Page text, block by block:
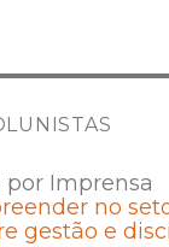
por Imprensa
no
gestão e